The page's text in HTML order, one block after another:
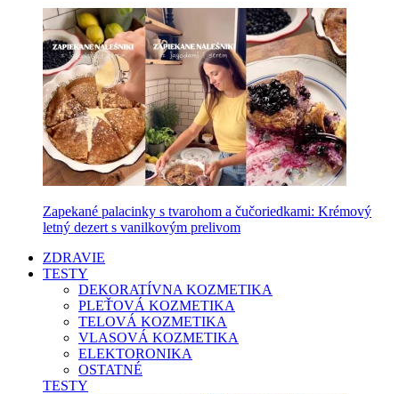
Zapekané palacinky s tvarohom a čučoriedkami: Krémový
letný dezert s vanilkovým prelivom
ZDRAVIE
TESTY
DEKORATÍVNA KOZMETIKA
PLEŤOVÁ KOZMETIKA
TELOVÁ KOZMETIKA
VLASOVÁ KOZMETIKA
ELEKTORONIKA
OSTATNÉ
TESTY